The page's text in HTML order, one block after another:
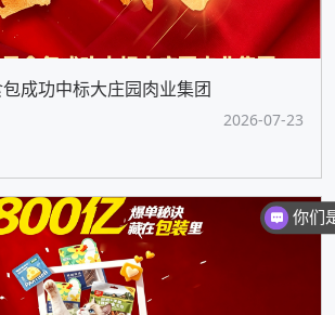
成功中标大庄园肉业集团
2026-07-23
你们